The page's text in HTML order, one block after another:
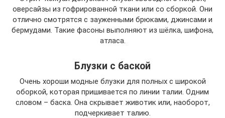
оверсайзы из гофрированной ткани или со сборкой. Они
отлично смотрятся с зауженными брюками, джинсами и
бермудами. Такие фасоны выполняют из шёлка, шифона,
атласа.
Блузки с баской
Очень хороши модные блузки для полных с широкой
оборкой, которая пришивается по линии талии. Одним
словом – баска. Она скрывает животик или, наоборот,
подчеркивает талию.